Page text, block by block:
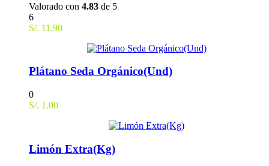
Valorado con 4.83 de 5
6
S/. 11.90
Plátano Seda Orgánico(Und)
0
S/. 1.00
Limón Extra(Kg)